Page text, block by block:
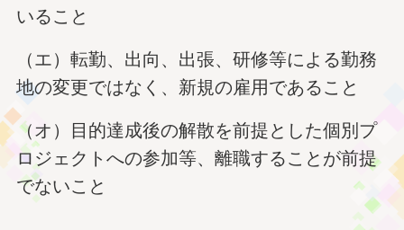
いること
（エ）転勤、出向、出張、研修等による勤務
地の変更ではなく、新規の雇用であること
（オ）目的達成後の解散を前提とした個別プ
ロジェクトへの参加等、離職することが前提
でないこと